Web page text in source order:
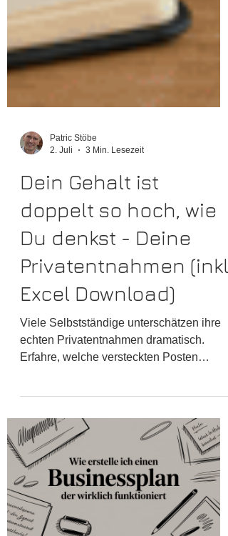
2. Juli
3 Min. Lesezeit
Dein Gehalt ist
doppelt so hoch, wie
Du denkst - Deine
Privatentnahmen (inkl.
Excel Download)
echten Privatentnahmen dramatisch.
dazugehören, und wie Du mit einer
einfachen Tabelle Klarheit schaffst.